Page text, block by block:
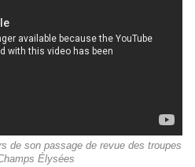
de son passage de revue des troupes
Élysées